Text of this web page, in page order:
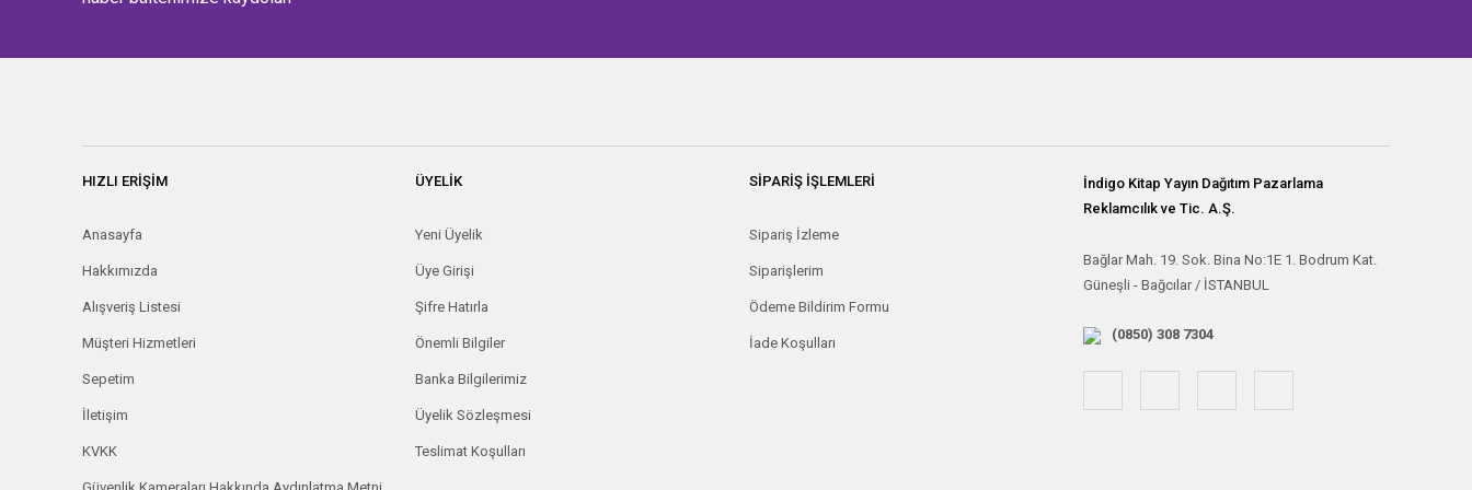
HIZLI ERİŞİM
Anasayfa
Hakkımızda
Alışveriş Listesi
Müşteri Hizmetleri
Sepetim
İletişim
KVKK
ÜYELİK
Yeni Üyelik
Üye Girişi
Şifre Hatırla
Önemli Bilgiler
Banka Bilgilerimiz
Üyelik Sözleşmesi
Teslimat Koşulları
SİPARİŞ İŞLEMLERİ
Sipariş İzleme
Siparişlerim
Ödeme Bildirim Formu
İade Koşulları
İndigo Kitap Yayın Dağıtım Pazarlama
Reklamcılık ve Tic. A.Ş.
Bağlar Mah. 19. Sok. Bina No:1E 1. Bodrum Kat.
Güneşli - Bağcılar / İSTANBUL
(0850) 308 7304